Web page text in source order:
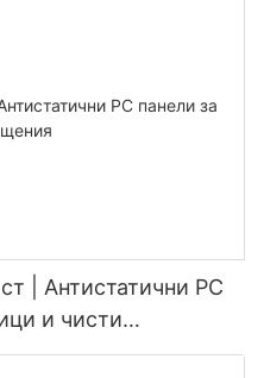
| Антистатични PC
и чисти